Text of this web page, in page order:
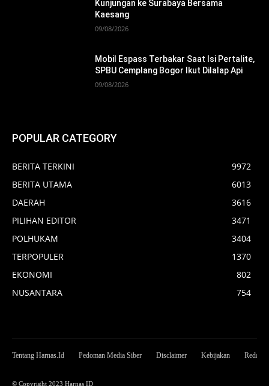
Kunjungan ke Surabaya Bersama
Kaesang
09/08/2026
Mobil Espass Terbakar Saat Isi Pertalite,
SPBU Cemplang Bogor Ikut Dilalap Api
09/08/2026
POPULAR CATEGORY
BERITA TERKINI
9972
BERITA UTAMA
6013
DAERAH
3616
PILIHAN EDITOR
3471
POLHUKAM
3404
TERPOPULER
1370
EKONOMI
802
NUSANTARA
754
Tentang Harnas.Id Pedoman Media Siber Disclaimer Kebijakan Redaksi
© Copyright 2023 Harnas ID